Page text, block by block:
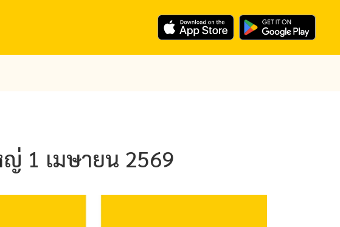
1 เมษายน 2569